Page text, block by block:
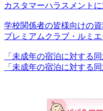
カスタマーハラスメント
学校関係者の皆様向けの
プレミアムクラブ・ルミ
「未成年の宿泊に対する
「未成年の宿泊に対する